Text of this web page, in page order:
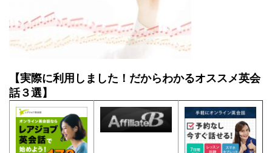
【実際に利用しました！だからわかるオススメ英会
話３選】